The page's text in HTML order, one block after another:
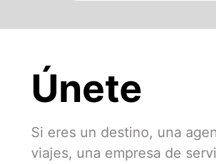
Únete
Si eres un destino, una
viajes, una empresa de